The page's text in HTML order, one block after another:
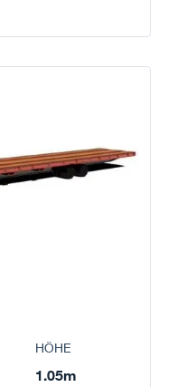
HÖHE
1.05m